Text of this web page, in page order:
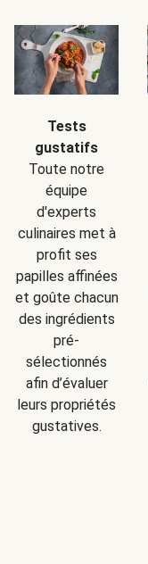
Tests
gustatifs
Toute notre
équipe
d'experts
culinaires met à
profit ses
papilles affinées
et goûte chacun
des ingrédients
pré-
sélectionnés
afin d’évaluer
leurs propriétés
gustatives.